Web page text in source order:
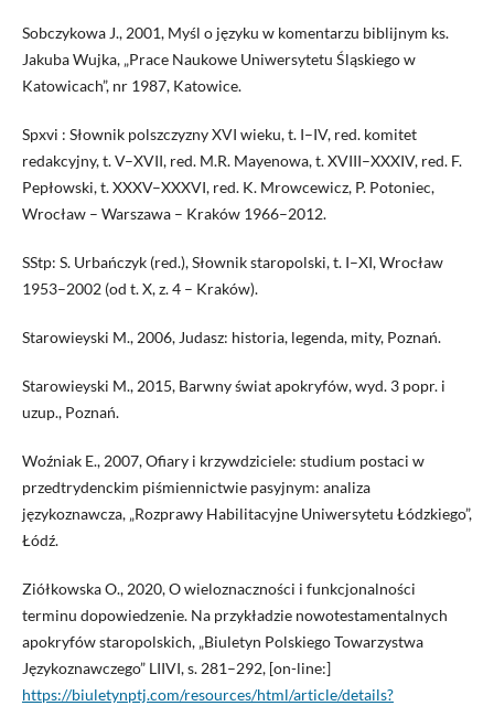
Sobczykowa J., 2001, Myśl o języku w komentarzu biblijnym ks.
Jakuba Wujka, „Prace Naukowe Uniwersytetu Śląskiego w
Katowicach”, nr 1987, Katowice.
Spxvi : Słownik polszczyzny XVI wieku, t. I–IV, red. komitet
redakcyjny, t. V–XVII, red. M.R. Mayenowa, t. XVIII–XXXIV, red. F.
Pepłowski, t. XXXV–XXXVI, red. K. Mrowcewicz, P. Potoniec,
Wrocław – Warszawa – Kraków 1966–2012.
SStp: S. Urbańczyk (red.), Słownik staropolski, t. I–XI, Wrocław
1953–2002 (od t. X, z. 4 – Kraków).
Starowieyski M., 2006, Judasz: historia, legenda, mity, Poznań.
Starowieyski M., 2015, Barwny świat apokryfów, wyd. 3 popr. i
uzup., Poznań.
Woźniak E., 2007, Ofiary i krzywdziciele: studium postaci w
przedtrydenckim piśmiennictwie pasyjnym: analiza
językoznawcza, „Rozprawy Habilitacyjne Uniwersytetu Łódzkiego”,
Łódź.
Ziółkowska O., 2020, O wieloznaczności i funkcjonalności
terminu dopowiedzenie. Na przykładzie nowotestamentalnych
apokryfów staropolskich, „Biuletyn Polskiego Towarzystwa
Językoznawczego” LIIVI, s. 281–292, [on-line:]
https://biuletynptj.com/resources/html/article/details?